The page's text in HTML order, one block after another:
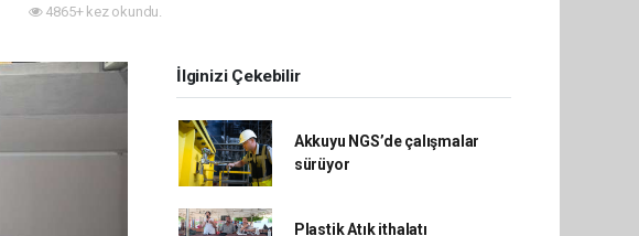
4865+ kez okundu.
İlginizi Çekebilir
Akkuyu NGS’de çalışmalar
sürüyor
Plastik Atık ithalatı